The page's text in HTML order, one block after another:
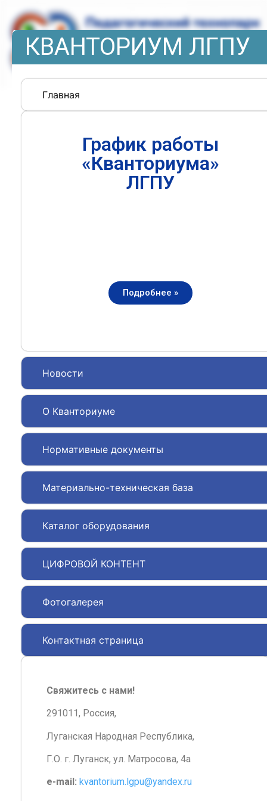
КВАНТОРИУМ ЛГПУ
Главная
Новости
О Кванториуме
Нормативные документы
Материально-техническая база
Каталог оборудования
ЦИФРОВОЙ КОНТЕНТ
Фотогалерея
Контактная страница
График работы
«Кванториума»
ЛГПУ
Подробнее »
Свяжитесь с нами!
291011, Россия,
Луганская Народная Республика,
Г.О. г. Луганск, ул. Матросова, 4а
e-mail: kvantorium.lgpu@yandex.ru